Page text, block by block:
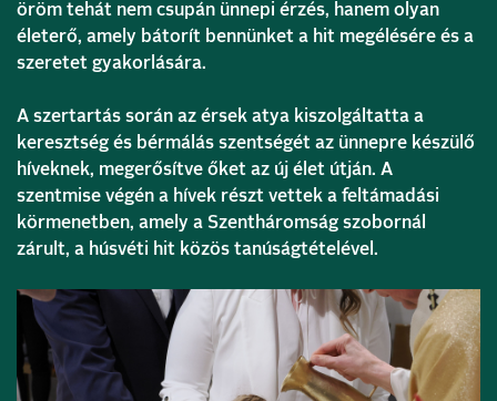
öröm tehát nem csupán ünnepi érzés, hanem olyan
életerő, amely bátorít bennünket a hit megélésére és a
szeretet gyakorlására.
A szertartás során az érsek atya kiszolgáltatta a
keresztség és bérmálás szentségét az ünnepre készülő
híveknek, megerősítve őket az új élet útján. A
szentmise végén a hívek részt vettek a feltámadási
körmenetben, amely a Szentháromság szobornál
zárult, a húsvéti hit közös tanúságtételével.